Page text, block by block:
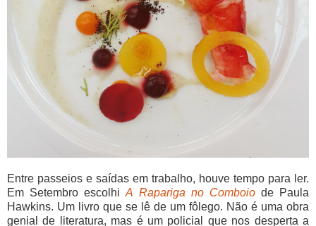
Entre passeios e saídas em trabalho, houve tempo para ler.
Em Setembro escolhiA Rapariga no Comboiode Paula
Hawkins. Um livro que se lê de um fôlego. Não é uma obra
genial de literatura, mas é um policial que nos desperta a